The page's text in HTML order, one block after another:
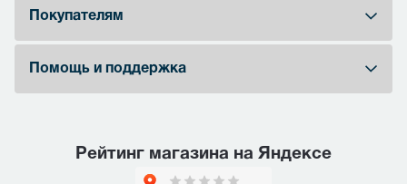
Покупателям
Помощь и поддержка
Рейтинг магазина на Яндексе